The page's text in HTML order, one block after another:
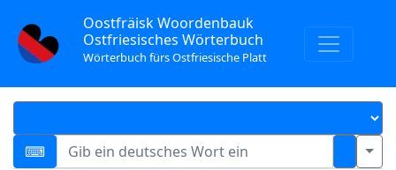
Oostfräisk Woordenbauk
Ostfriesisches Wörterbuch
Wörterbuch fürs Ostfriesische Platt